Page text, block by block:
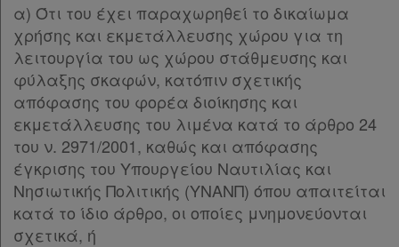
α) Ότι του έχει παραχωρηθεί το δικαίωμα
χρήσης και εκμετάλλευσης χώρου για τη
λειτουργία του ως χώρου στάθμευσης και
φύλαξης σκαφών, κατόπιν σχετικής
απόφασης του φορέα διοίκησης και
εκμετάλλευσης του λιμένα κατά το άρθρο 24
του ν. 2971/2001, καθώς και απόφασης
έγκρισης του Υπουργείου Ναυτιλίας και
Νησιωτικής Πολιτικής (ΥΝΑΝΠ) όπου απαιτείται
κατά το ίδιο άρθρο, οι οποίες μνημονεύονται
σχετικά, ή